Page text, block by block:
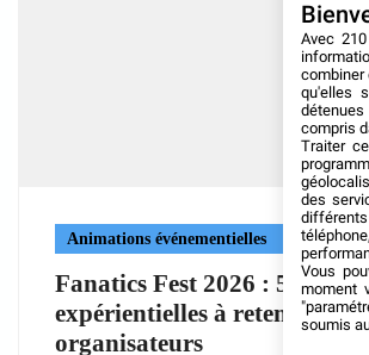
Animations événementielles
Fanatics Fest 2026 : 5
expérientielles à retenir pour
organisateurs
Avec 210
combiner
qu'elles
compris
Traiter
des
Vous
moment
soumis